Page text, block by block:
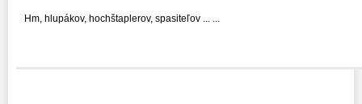
Hm, hlupákov, hochštaplerov, spasiteľov ... ...